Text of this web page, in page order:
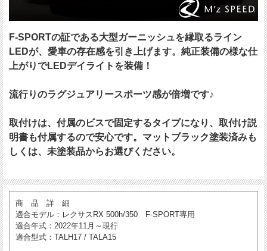
F-SPORTの証である大型ガーニッシュを縁取るライン
LEDが、愛車の存在感を引き上げます。純正装備の様な仕
上がりでLEDデイライトを装備！
流行りのラグジュアリースポーツ感が倍増です♪
取付けは、付属のビスで固定するタイプになり、取付け説
明書も付属するので安心です。マットブラック塗装済みも
しくは、未塗装品からお選びください。
商 品 詳 細
適合モデル ：レクサスRX 500h/350 F-SPORT専用
適合年式 ：2022年11月～現行
適合型式 ：TALH17 / TALA15